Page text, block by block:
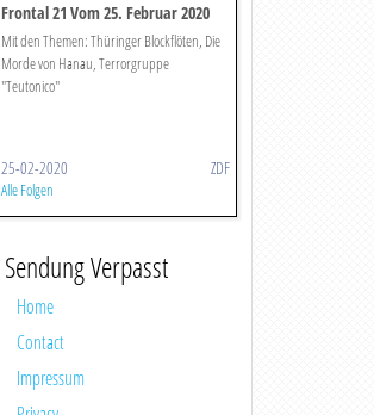
Frontal 21 Vom 25. Februar 2020
Mit den Themen: Thüringer Blockflöten, Die
Morde von Hanau, Terrorgruppe
"Teutonico"
25-02-2020 ZDF
Alle Folgen
Sendung Verpasst
Home
Contact
Impressum